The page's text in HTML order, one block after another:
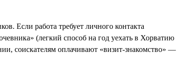
Если работа требует личного контакта
(легкий способ на год уехать в Хорватию
соискателям оплачивают «визит-знакомство» —